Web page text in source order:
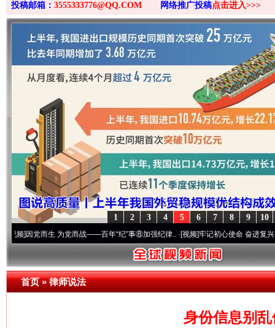
投稿邮箱： 3555333776@QQ.COM 网络推广投稿点击进入>>>
10
9
8
7
6
5
4
3
2
1
而生 为党而战——百年“纪”事⑧加强纪律..·[视频]牢记初心使命 奋进复兴征程丨“转
首页»律师说法
身份信息别